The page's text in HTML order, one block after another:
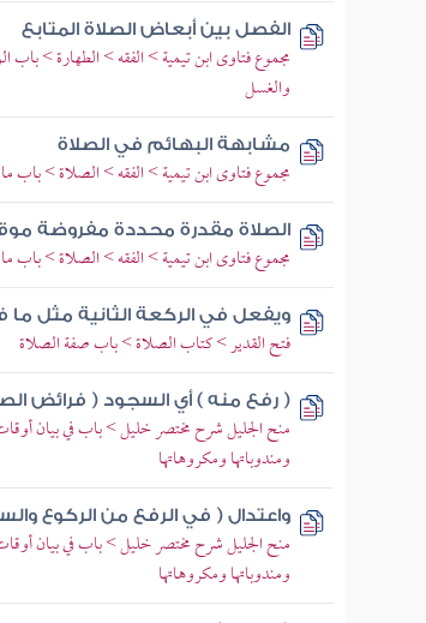
الفصل بين أبعاض الصلاة المتابع
مجموع فتاوى ابن تيمية > الفقه > الطهارة > باب
والغسل
مشابهة البهائم في الصلاة
مجموع فتاوى ابن تيمية > الفقه > الصلاة > باب
الصلاة مقدرة محددة مفروضة
مجموع فتاوى ابن تيمية > الفقه > الصلاة > باب
ويفعل في الركعة الثانية مثل ما
فتح القدير > كتاب الصلاة > باب صفة الصلاة
( رفع منه ) أي السجود ( فرائض
منح الجليل شرح مختصر خليل > باب في بيان
ومندوباتها ومكروهاتها
واعتدال ( في الرفع من الركوع
منح الجليل شرح مختصر خليل > باب في بيان
ومندوباتها ومكروهاتها